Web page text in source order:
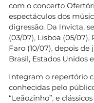
com o concerto
espectáculos dos
digressão. Da Invicta,
(03/07), Lisboa (05/
Faro (10/07), depois
Brasil, Estados Unidos
Integram o repertório
conhecidas pelo
“Leãozinho”, e